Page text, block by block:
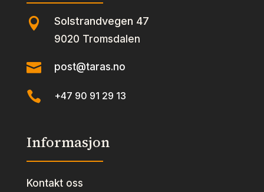
 Solstrandvegen 47
9020 Tromsdalen
 post@taras.no
 +47 90 91 29 13
Informasjon
Kontakt oss